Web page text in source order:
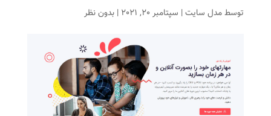
توسطمدل سایت| سپتامبر 20, 2021 | بدون نظر